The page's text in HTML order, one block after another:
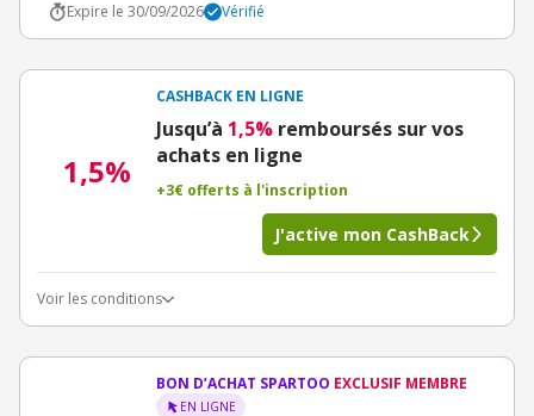
Expire le 30/09/2026
Vérifié
1,5%
CASHBACK EN LIGNE
Jusqu’à 1,5% remboursés sur vos
achats en ligne
+3€ offerts à l'inscription
J'active mon CashBack
Voir les conditions
BON D’ACHAT SPARTOO EXCLUSIF MEMBRE
EN LIGNE